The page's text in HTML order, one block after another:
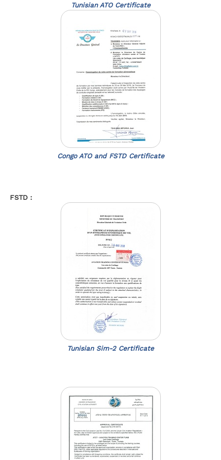
Tunisian ATO Certificate
Congo ATO and FSTD Certificate
FSTD :
Tunisian Sim-2 Certificate